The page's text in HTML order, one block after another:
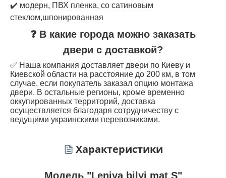
✔️ модерн, ПВХ пленка, со сатиновым
стеклом,шпонированная
❓ В какие города можно заказать
двери с доставкой?
✅ Наша компания доставляет двери по Киеву и
Киевской области на расстояние до 200 км, в том
случае, если покупатель заказал опцию монтажа
двери. В остальные регионы, кроме временно
оккупированных территорий, доставка
осуществляется благодаря сотрудничеству с
ведущими украинскими перевозчиками.
Характеристики
Модель "Leniya bilyi mat S"